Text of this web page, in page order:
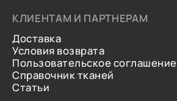
КЛИЕНТАМ И ПАРТНЕРАМ
Доставка
Условия возврата
Пользовательское соглашение
Справочник тканей
Статьи